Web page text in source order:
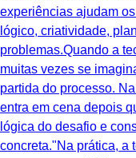
experiências ajudam
lógico, criatividade,
problemas.Quando a
muitas vezes se
partida do processo.
entra em cena depois
lógica do desafio e
concreta."Na prática, a